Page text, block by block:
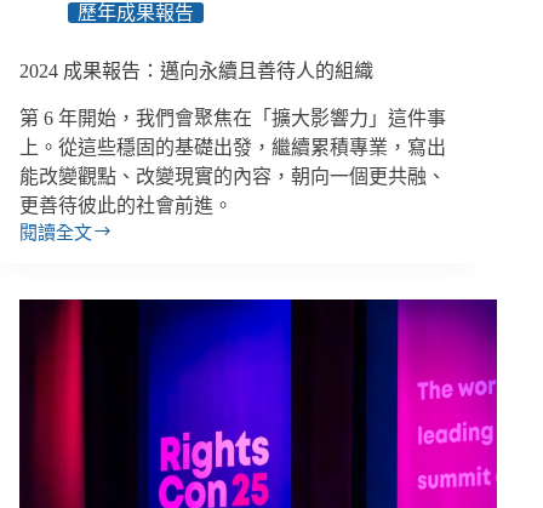
歷年成果報告
2024 成果報告：邁向永續且善待人的組織
第 6 年開始，我們會聚焦在「擴大影響力」這件事
上。從這些穩固的基礎出發，繼續累積專業，寫出
能改變觀點、改變現實的內容，朝向一個更共融、
更善待彼此的社會前進。
閱讀全文
2024